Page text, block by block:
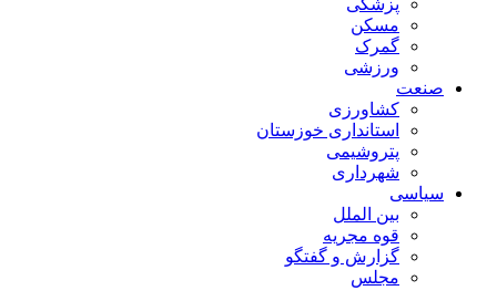
پزشکی
مسکن
گمرک
ورزشی
صنعت
کشاورزی
استانداری خوزستان
پتروشیمی
شهرداری
سیاسی
بین الملل
قوه مجریه
گزارش و گفتگو
مجلس